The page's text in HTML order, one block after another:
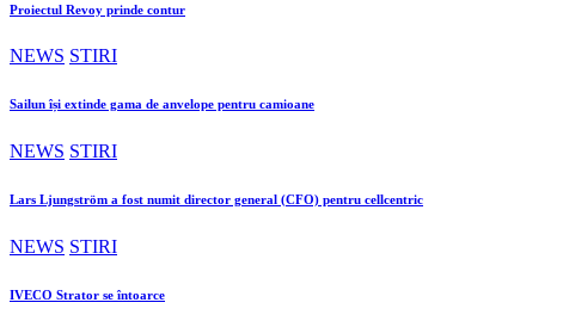
Proiectul Revoy prinde contur
NEWS STIRI
Sailun își extinde gama de anvelope pentru camioane
NEWS STIRI
Lars Ljungström a fost numit director general (CFO) pentru cellcentric
NEWS STIRI
IVECO Strator se întoarce